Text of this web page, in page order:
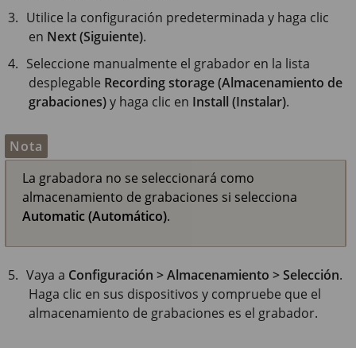
Utilice la configuración predeterminada y haga clic
en Next (Siguiente).
Seleccione manualmente el grabador en la lista
desplegable Recording storage (Almacenamiento de
grabaciones)y haga clic en Install (Instalar).
Nota
La grabadora no se seleccionará como
almacenamiento de grabaciones si selecciona
Automatic (Automático).
Vaya a Configuración > Almacenamiento > Selección.
Haga clic en sus dispositivos y compruebe que el
almacenamiento de grabaciones es el grabador.